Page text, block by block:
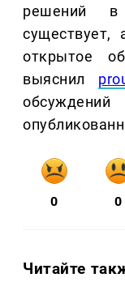
решений в
существует,
открытое
выяснил
обсуждений
0 0
Читайте